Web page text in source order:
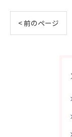
< 前のページ